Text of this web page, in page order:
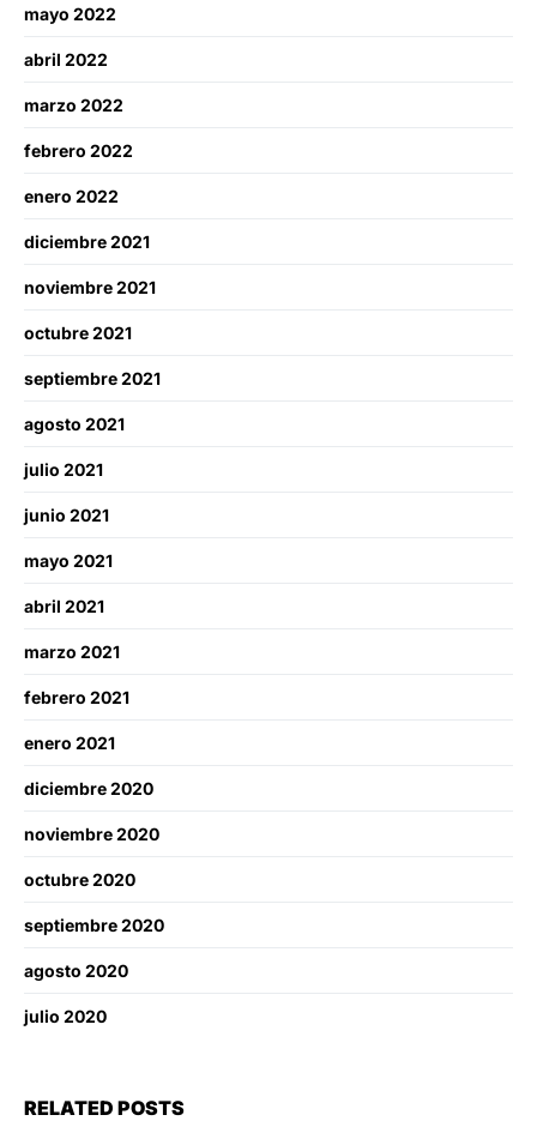
mayo 2022
abril 2022
marzo 2022
febrero 2022
enero 2022
diciembre 2021
noviembre 2021
octubre 2021
septiembre 2021
agosto 2021
julio 2021
junio 2021
mayo 2021
abril 2021
marzo 2021
febrero 2021
enero 2021
diciembre 2020
noviembre 2020
octubre 2020
septiembre 2020
agosto 2020
julio 2020
RELATED POSTS